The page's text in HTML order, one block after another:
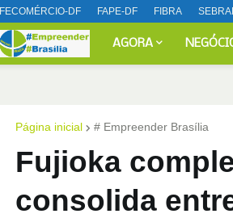
FECOMÉRCIO-DF FAPE-DF FIBRA
AGORA
Página inicial # Empreender Brasília
Fujioka
consolida